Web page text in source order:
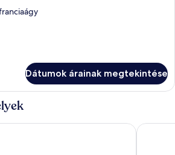
Dátumok árainak megtekintése
Hotel